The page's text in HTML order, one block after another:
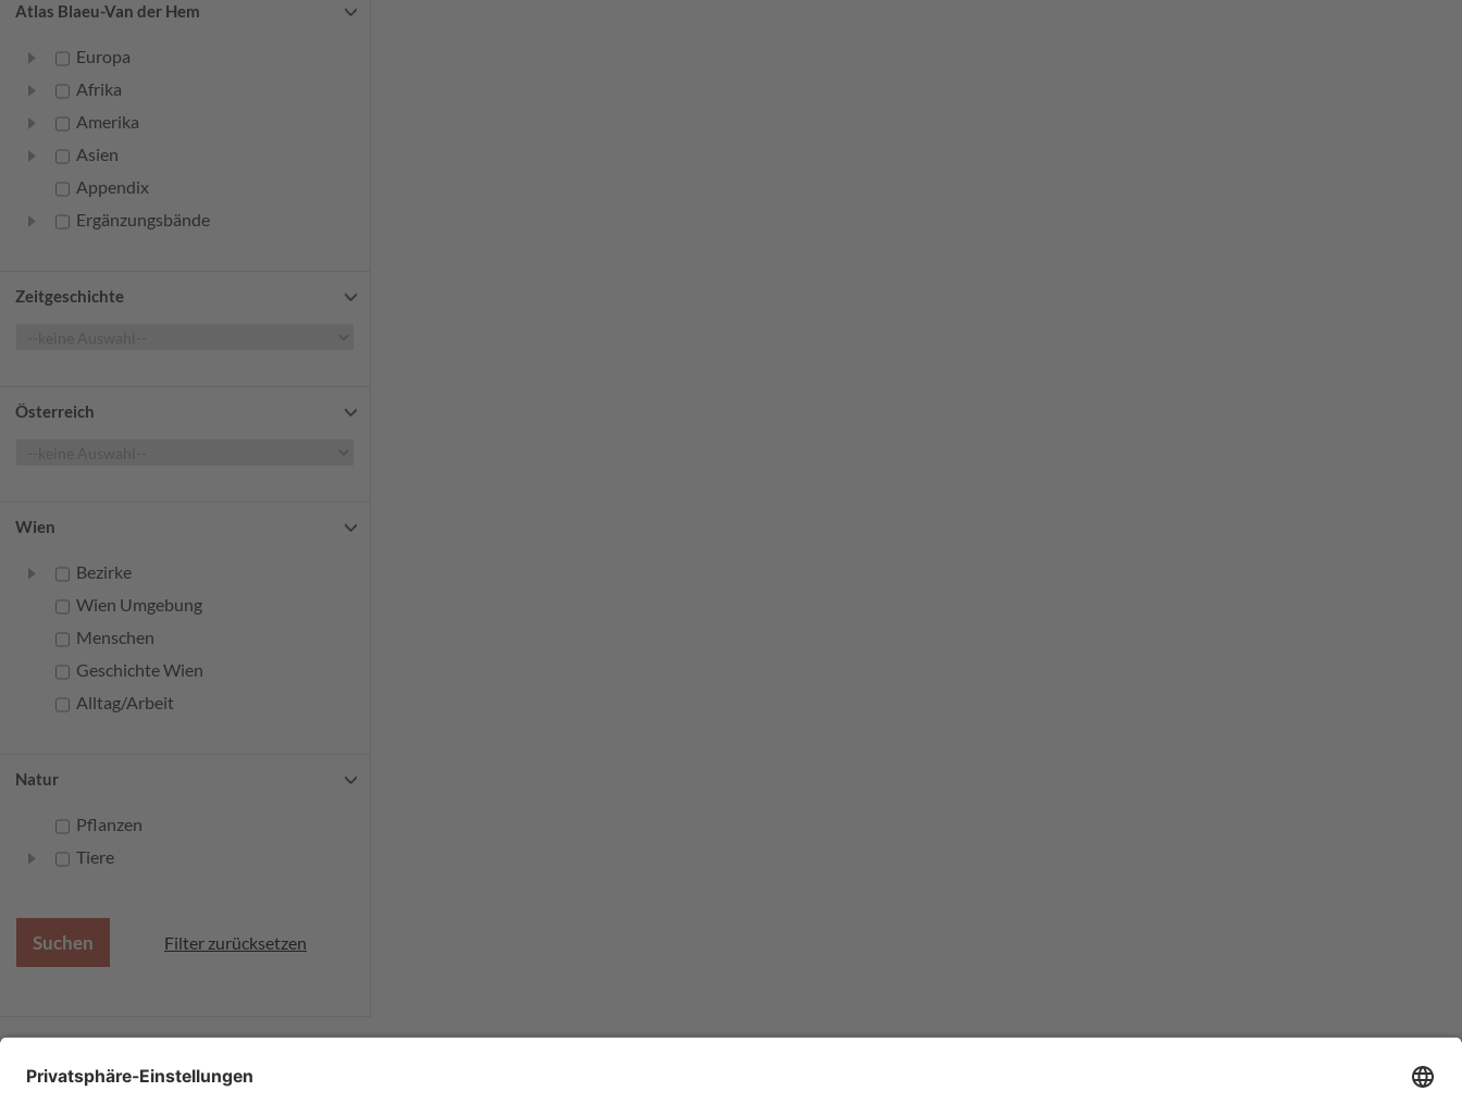
Randgruppen
Weitere
Atlas Blaeu-Van der Hem
Europa
Afrika
Amerika
Asien
Appendix
Ergänzungsbände
Zeitgeschichte
Österreich
Wien
Bezirke
Wien Umgebung
Menschen
Geschichte Wien
Alltag/Arbeit
Natur
Pflanzen
Tiere
Filter zurücksetzen